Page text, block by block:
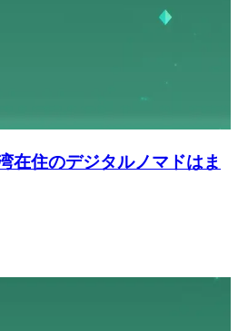
住のデジタルノマドはま